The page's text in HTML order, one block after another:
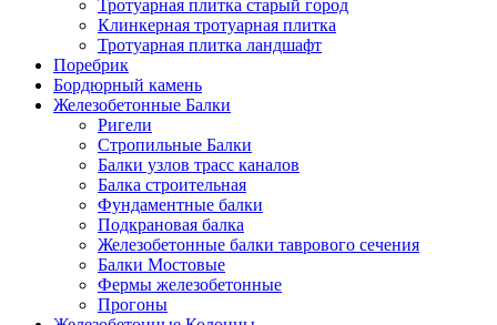
Тротуарная плитка старый город
Клинкерная тротуарная плитка
Тротуарная плитка ландшафт
Поребрик
Бордюрный камень
Железобетонные Балки
Ригели
Стропильные Балки
Балки узлов трасс каналов
Балка строительная
Фундаментные балки
Подкрановая балка
Железобетонные балки таврового сечения
Балки Мостовые
Фермы железобетонные
Прогоны